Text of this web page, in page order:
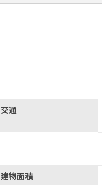
交通
建物面積